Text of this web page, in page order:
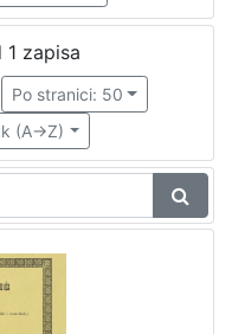
1 zapisa
Po stranici: 50
(A->Z)